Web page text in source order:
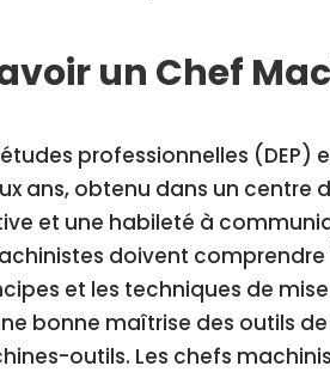
un Chef
professionnelles (DEP)
ans, obtenu dans un centre
et une habileté à
doivent comprendre
et les techniques de
bonne maîtrise des outils
outils. Les chefs